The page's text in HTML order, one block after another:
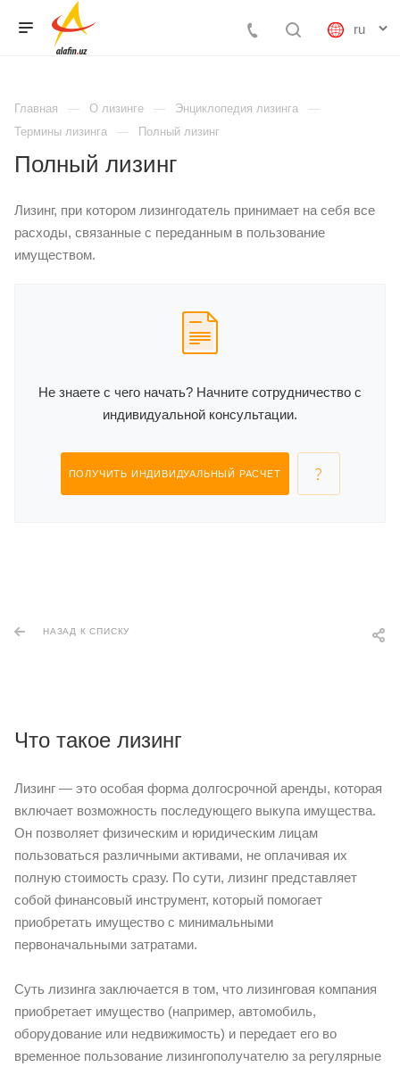
Главная О лизинге
Энциклопедия лизинга
Термины лизинга
Полный лизинг
Полный лизинг
Лизинг, при котором лизингодатель принимает на себя все
расходы, связанные с переданным в пользование
имуществом.
Не знаете с чего начать? Начните сотрудничество с
индивидуальной консультации.
ПОЛУЧИТЬ ИНДИВИДУАЛЬНЫЙ РАСЧЕТ
НАЗАД К СПИСКУ
Что такое лизинг
Лизинг — это особая форма долгосрочной аренды, которая
включает возможность последующего выкупа имущества.
Он позволяет физическим и юридическим лицам
пользоваться различными активами, не оплачивая их
полную стоимость сразу. По сути, лизинг представляет
собой финансовый инструмент, который помогает
приобретать имущество с минимальными
первоначальными затратами.
Суть лизинга заключается в том, что лизинговая компания
приобретает имущество (например, автомобиль,
оборудование или недвижимость) и передает его во
временное пользование лизингополучателю за регулярные